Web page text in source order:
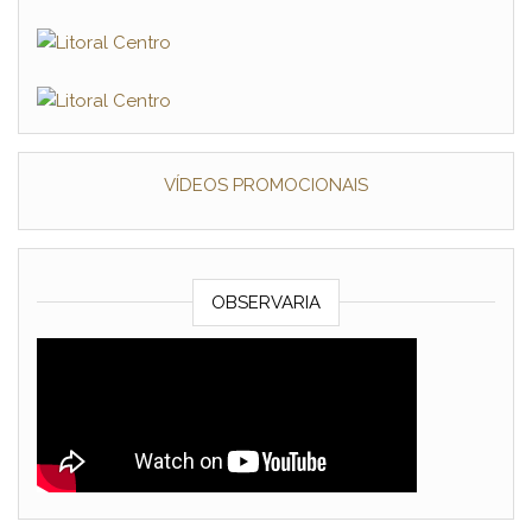
VÍDEOS PROMOCIONAIS
OBSERVARIA